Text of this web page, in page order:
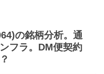
の銘柄分析。通
フラ。DM便契約